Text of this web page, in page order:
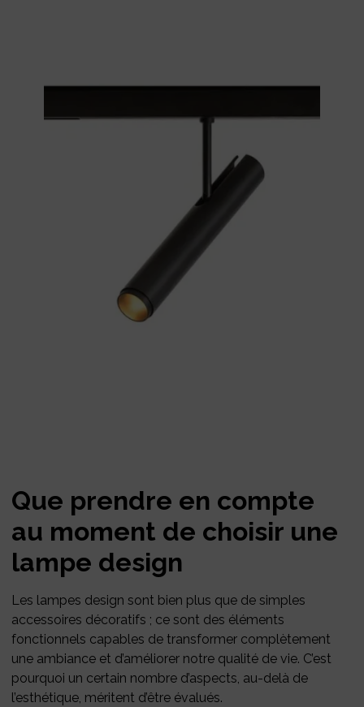
Que prendre en compte
au moment de choisir une
lampe design
Les lampes design sont bien plus que de simples
accessoires décoratifs ; ce sont des éléments
fonctionnels capables de transformer complètement
une ambiance et d’améliorer notre qualité de vie. C’est
pourquoi un certain nombre d’aspects, au-delà de
l’esthétique, méritent d’être évalués.